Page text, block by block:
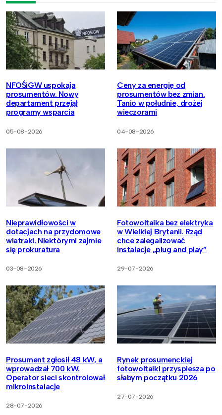
NFOŚiGW uspokaja
prosumentów. Nowy
departament przejął
programy wsparcia
05-08-2026
Ceny za energię od
prosumentów bez zmian.
Tanio w południe, drożej
wieczorami
04-08-2026
Nieprawidłowości w
dotacjach na przydomowe
wiatraki. Niektórymi zajmie
się prokuratura
03-08-2026
Fotowoltaika bez elektryka
w Wielkiej Brytanii. Rząd
chce zalegalizować
instalacje „plug and play”
29-07-2026
Prosument zgłosił 48 kW, a
wprowadzał 700 kW.
Operator sieci skontrolował
mikroinstalacje
28-07-2026
Rynek prosumenckiej
fotowoltaiki przyspiesza po
słabym początku 2026
27-07-2026